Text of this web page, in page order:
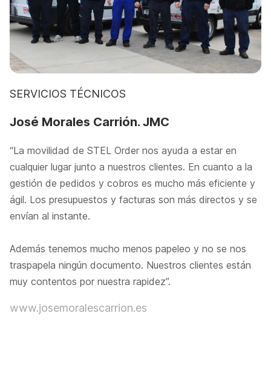
SERVICIOS TÉCNICOS
José Morales Carrión. JMC
“La movilidad de STEL Order nos ayuda a estar en
cualquier lugar junto a nuestros clientes. En cuanto a la
gestión de pedidos y cobros es mucho más eficiente y
ágil. Los presupuestos y facturas son más directos y se
envían al instante.
Además tenemos mucho menos papeleo y no se nos
traspapela ningún documento. Nuestros clientes están
muy contentos por nuestra rapidez”.
www.josemoralescarrion.es